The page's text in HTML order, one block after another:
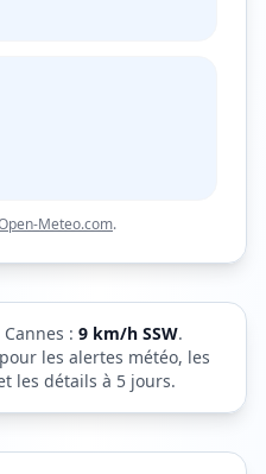
Meteo.com.
Cannes : 9 km/h SSW.
les alertes météo, les
les détails à 5 jours.